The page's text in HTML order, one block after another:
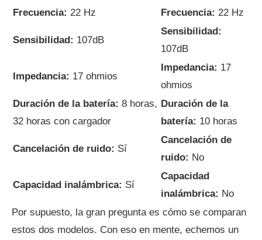
Frecuencia: 22 Hz Frecuencia: 22 Hz
Sensibilidad: 107dB
Sensibilidad:
107dB
Impedancia: 17 ohmios
Impedancia: 17
ohmios
Duración de la batería: 8 horas,
32 horas con cargador
Duración de la
batería: 10 horas
Cancelación de ruido: Sí
Cancelación de
ruido: No
Capacidad inalámbrica: Sí
Capacidad
inalámbrica: No
Por supuesto, la gran pregunta es cómo se comparan
estos dos modelos. Con eso en mente, echemos un